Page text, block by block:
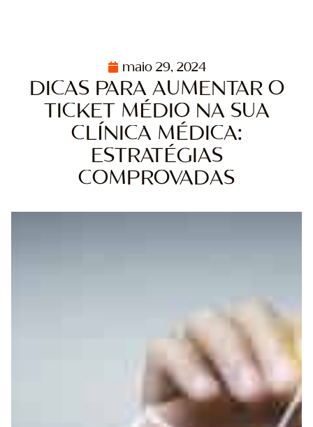
maio 29, 2024
DICAS PARA AUMENTAR O
TICKET MÉDIO NA SUA
CLÍNICA MÉDICA:
ESTRATÉGIAS
COMPROVADAS